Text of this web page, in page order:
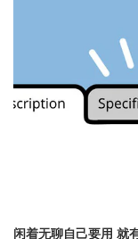
闲着无聊自己要用